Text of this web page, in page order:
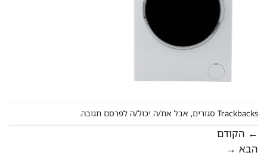
Trackbacks סגורים, אבל את/ה יכול/ה לפרסם תגובה.
← הקודם
הבא →